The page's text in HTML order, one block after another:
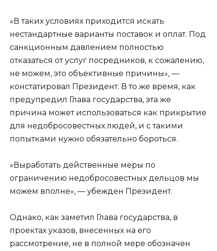
«В таких условиях приходится искать
нестандартные варианты поставок и оплат. Под
санкционным давлением полностью
отказаться от услуг посредников, к сожалению,
не можем, это объективные причины», —
констатировал Президент. В то же время, как
предупредил Глава государства, эта же
причина может использоваться как прикрытие
для недобросовестных людей, и с такими
попытками нужно обязательно бороться.
«Выработать действенные меры по
ограничению недобросовестных дельцов мы
можем вполне», — убежден Президент.
Однако, как заметил Глава государства, в
проектах указов, внесенных на его
рассмотрение, не в полной мере обозначен